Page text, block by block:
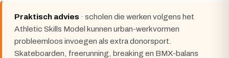
Praktisch advies · scholen die werken volgens het
Athletic Skills Model kunnen urban-werkvormen
probleemloos invoegen als extra donorsport.
Skateboarden, freerunning, breaking en BMX-balans